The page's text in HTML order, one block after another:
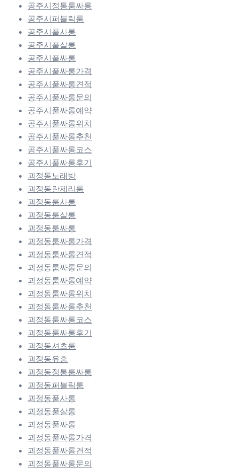
공주시정통룸싸롱
공주시퍼블릭룸
공주시풀사롱
공주시풀살롱
공주시풀싸롱
공주시풀싸롱가격
공주시풀싸롱견적
공주시풀싸롱문의
공주시풀싸롱예약
공주시풀싸롱위치
공주시풀싸롱추천
공주시풀싸롱코스
공주시풀싸롱후기
괴정동노래방
괴정동란제리룸
괴정동룸사롱
괴정동룸살롱
괴정동룸싸롱
괴정동룸싸롱가격
괴정동룸싸롱견적
괴정동룸싸롱문의
괴정동룸싸롱예약
괴정동룸싸롱위치
괴정동룸싸롱추천
괴정동룸싸롱코스
괴정동룸싸롱후기
괴정동셔츠룸
괴정동유흥
괴정동정통룸싸롱
괴정동퍼블릭룸
괴정동풀사롱
괴정동풀살롱
괴정동풀싸롱
괴정동풀싸롱가격
괴정동풀싸롱견적
괴정동풀싸롱문의